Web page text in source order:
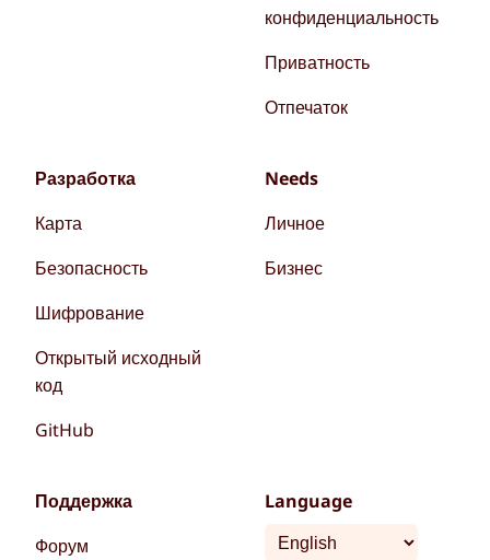
конфиденциальность
Приватность
Отпечаток
Разработка
Карта
Безопасность
Шифрование
Открытый исходный
код
GitHub
Needs
Личное
Бизнес
Поддержка
Форум
Language